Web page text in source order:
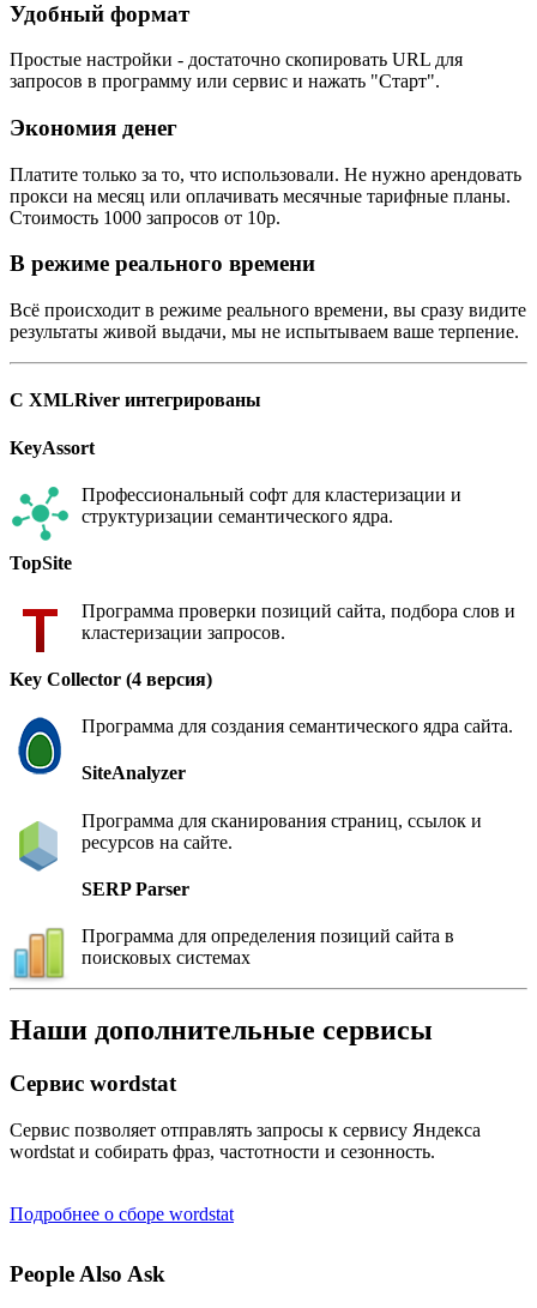
Удобный формат
Простые настройки - достаточно скопировать URL для
запросов в программу или сервис и нажать "Старт".
Экономия денег
Платите только за то, что использовали. Не нужно арендовать
прокси на месяц или оплачивать месячные тарифные планы.
Стоимость 1000 запросов от 10р.
В режиме реального времени
Всё происходит в режиме реального времени, вы сразу видите
результаты живой выдачи, мы не испытываем ваше терпение.
С XMLRiver интегрированы
KeyAssort
Профессиональный софт для кластеризации и
структуризации семантического ядра.
TopSite
Программа проверки позиций сайта, подбора слов и
кластеризации запросов.
Key Collector (4 версия)
Программа для создания семантического ядра сайта.
SiteAnalyzer
Программа для сканирования страниц, ссылок и
ресурсов на сайте.
SERP Parser
Программа для определения позиций сайта в
поисковых системах
Наши дополнительные сервисы
Сервис wordstat
Сервис позволяет отправлять запросы к сервису Яндекса
wordstat и собирать фраз, частотности и сезонность.
Подробнее о сборе wordstat
People Also Ask